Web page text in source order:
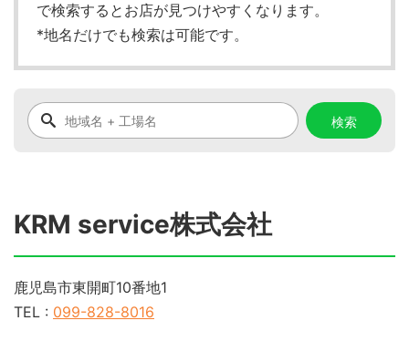
で検索するとお店が見つけやすくなります。
*地名だけでも検索は可能です。
KRM service株式会社
鹿児島市東開町10番地1
TEL : 099-828-8016